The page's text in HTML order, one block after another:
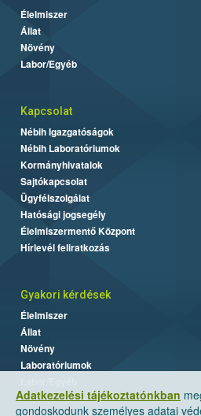
Adatkezelési tájékoztatónkban
gondoskodunk személyes adatai
Élelmiszer
Állat
Növény
Labor/Egyéb
Kapcsolat
Nébih Igazgatóságok
Nébih Laboratóriumok
Kormányhivatalok
Sajtókapcsolat
Ügyfélszolgálat
Hatósági jogsegély
Élelmiszermentő Központ
Hírlevél feliratkozás
Gyakori kérdések
Élelmiszer
Állat
Növény
Laboratóriumok